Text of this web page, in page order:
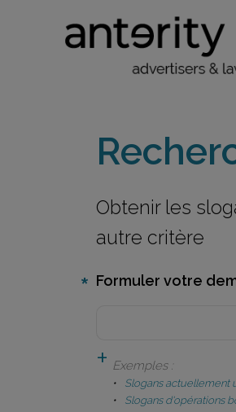
Obtenir les
autre critère
Formuler votre
Exemples :
Slogans actuellement
Slogans d'opérations